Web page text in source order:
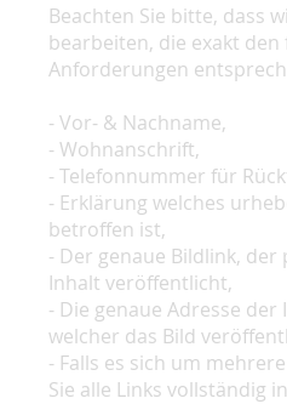
Beachten Sie bitte, dass
bearbeiten, die exakt den
Anforderungen
- Vor- & Nachname,
- Wohnanschrift,
- Telefonnummer für
- Erklärung welches
betroffen ist,
- Der genaue Bildlink,
Inhalt veröffentlicht,
- Die genaue Adresse
welcher das Bild
- Falls es sich um
Sie alle Links vollständig